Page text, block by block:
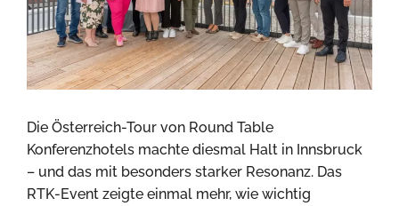
Die Österreich-Tour von Round Table
Konferenzhotels machte diesmal Halt in Innsbruck
– und das mit besonders starker Resonanz. Das
RTK-Event zeigte einmal mehr, wie wichtig